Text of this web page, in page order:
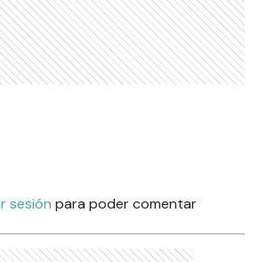
sesión para poder comentar